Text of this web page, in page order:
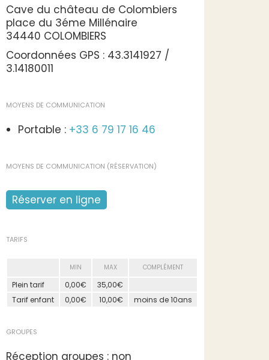
Cave du château de Colombiers
place du 3éme Millénaire
34440 COLOMBIERS
Coordonnées GPS : 43.3141927 /
3.14180011
MOYENS DE COMMUNICATION
Portable : +33 6 79 17 16 46
MOYENS DE COMMUNICATION (RÉSERVATION)
Réserver en ligne
TARIFS
MIN MAX COMPLÉMENT
Plein tarif 0,00€
35,00€
Tarif enfant
0,00€ 10,00€ moins de 10ans
GROUPES
Réception groupes : non